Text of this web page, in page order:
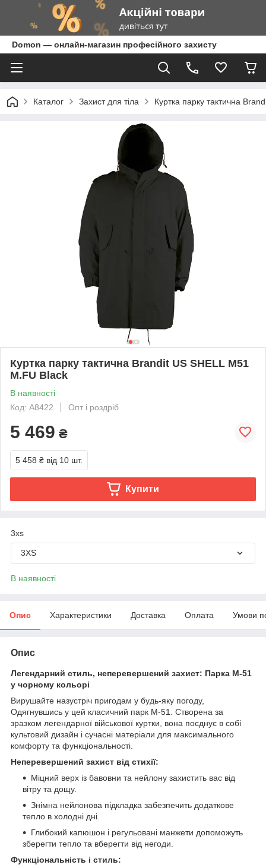
Domon — онлайн-магазин професійного захисту
Каталог Захист для тіла Куртка парку тактична
Куртка парку тактична Brandit US SHELL M51
M.FU Black
В наявності
Код: A8422
Опт і роздріб
5 469 ₴
5 458 ₴ від 10 шт.
Купити
3xs
3XS
В наявності
Опис Характеристики Доставка Оплата Умови
Опис
Легендарний стиль, неперевершений захист: Парка M-51
у чорному кольорі
Вирушайте назустріч пригодам у будь-яку погоду,
Одягнувшись у цей класичний парк M-51.
Створена за
зразком легендарної військової куртки,
вона поєднує в собі
культовий дизайн і сучасні матеріали для максимального
комфорту та функціональності.
Неперевершений захист від стихії:
Міцний верх із бавовни та нейлону захистить вас від
вітру та дощу.
Знімна нейлонова підкладка забезпечить додаткове
тепло в холодні дні.
Глибокий капюшон і регульовані манжети допоможуть
зберегти тепло та вберегти від негоди.
Функціональність і стиль: